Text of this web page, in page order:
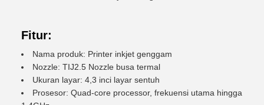
Fitur:
Nama produk: Printer inkjet genggam
Nozzle: TIJ2.5 Nozzle busa termal
Ukuran layar: 4,3 inci layar sentuh
Prosesor: Quad-core processor, frekuensi utama hingga